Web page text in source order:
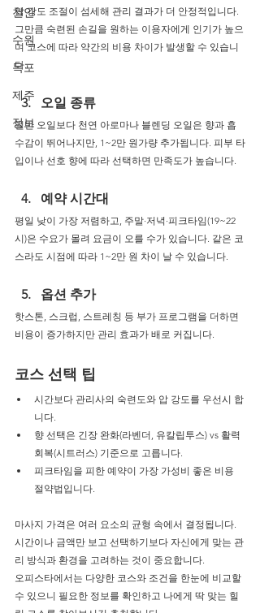
천안
수원
목포
제주
정보
압 강도 조절이 섬세해 관리 결과가 더 안정적입니다.
그만큼 숙련된 손길을 원하는 이용자에게 인기가 높으
며 코스에 따라 약간의 비용 차이가 발생할 수 있습니
다.
오일 종류
일반 오일보다 천연 아로마나 블렌딩 오일은 향과 흡
수감이 뛰어나지만, 1~2만 원가량 추가됩니다. 피부 타
입이나 선호 향에 따라 선택하면 만족도가 높습니다.
예약 시간대
평일 낮이 가장 저렴하고, 주말·저녁·피크타임(19~22
시)은 수요가 몰려 요금이 오를 수가 있습니다. 같은 코
스라도 시점에 따라 1~2만 원 차이 날 수 있습니다.
옵션 추가
핫스톤, 스크럽, 스트레칭 등 부가 프로그램을 더하면
비용이 증가하지만 관리 효과가 배로 커집니다.
코스 선택 팁
시간보다 관리사의 숙련도와 압 강도를 우선시 합
니다.
향 선택은 긴장 완화(라벤더, 유칼립투스) vs 활력
회복(시트러스) 기준으로 고릅니다.
피크타임을 피한 예약이 가장 가성비 좋은 비용
절약법입니다.
마사지 가격은 여러 요소의 균형 속에서 결정됩니다.
시간이나 금액만 보고 선택하기보다 자신에게 맞는 관
리 방식과 환경을 고려하는 것이 중요합니다.
오피스타에서는 다양한 코스와 조건을 한눈에 비교할
수 있으니 필요한 정보를 확인하고 나에게 딱 맞는 힐